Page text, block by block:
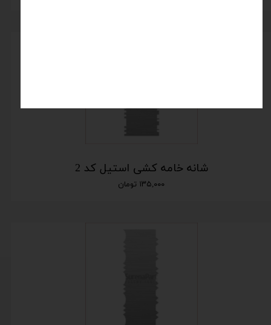
شانه خامه کشی استیل کد 2
۱۳۵,۰۰۰ تومان